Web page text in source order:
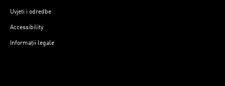
Uvjeti i odredbe
Accessibility
Informații legale